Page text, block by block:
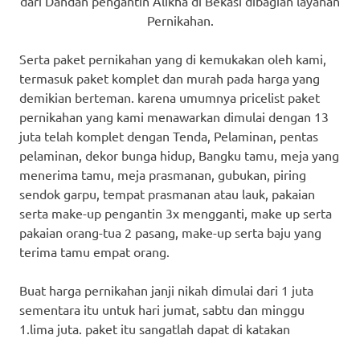
Pernikahan.
Serta paket pernikahan yang di kemukakan oleh kami,
termasuk paket komplet dan murah pada harga yang
demikian berteman. karena umumnya pricelist paket
pernikahan yang kami menawarkan dimulai dengan 13
juta telah komplet dengan Tenda, Pelaminan, pentas
pelaminan, dekor bunga hidup, Bangku tamu, meja yang
menerima tamu, meja prasmanan, gubukan, piring
sendok garpu, tempat prasmanan atau lauk, pakaian
serta make-up pengantin 3x mengganti, make up serta
pakaian orang-tua 2 pasang, make-up serta baju yang
terima tamu empat orang.
Buat harga pernikahan janji nikah dimulai dari 1 juta
sementara itu untuk hari jumat, sabtu dan minggu
1.lima juta. paket itu sangatlah dapat di katakan